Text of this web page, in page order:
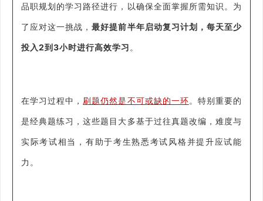
品职规划的学习路径进行，以确保全面掌握所需知识。为
了应对这一挑战，最好提前半年启动复习计划，每天至少
投入2到3小时进行高效学习 。
在学习过程中， 刷题仍然是不可或缺的一环。特别重要的
是经典题练习，这些题目大多基于过往真题改编，难度与
实际考试相当，有助于考生熟悉考试风格并提升应试能
力。